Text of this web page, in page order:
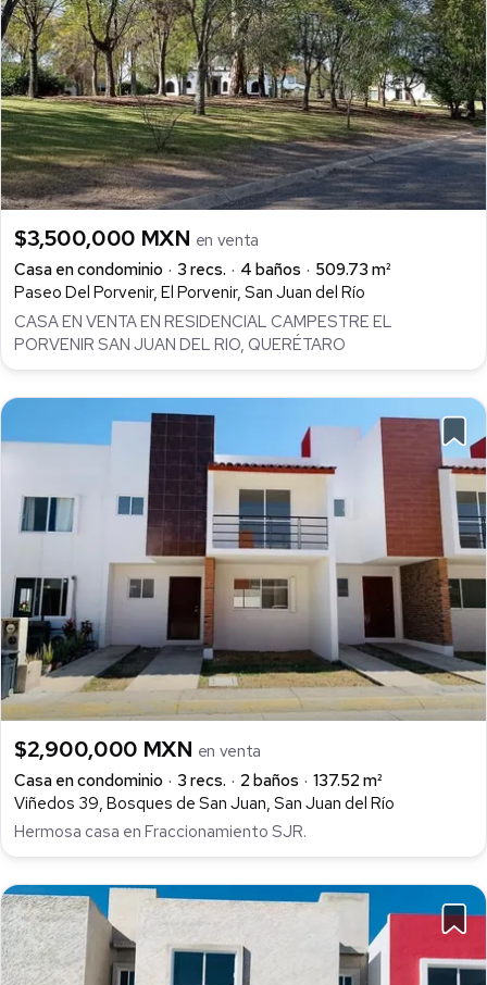
$3,500,000 MXN en venta
Casa en condominio
3 recs. 4 baños
509.73 m²
Paseo Del Porvenir, El Porvenir, San Juan del Río
CASA EN VENTA EN RESIDENCIAL CAMPESTRE EL
PORVENIR SAN JUAN DEL RIO, QUERÉTARO
$2,900,000 MXN en venta
Casa en condominio
3 recs. 2 baños
137.52 m²
Viñedos 39, Bosques de San Juan, San Juan del Río
Hermosa casa en Fraccionamiento SJR.